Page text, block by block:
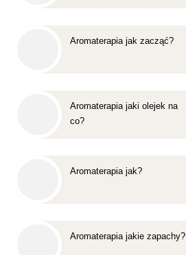
Aromaterapia jak zacząć?
Aromaterapia jaki olejek na
co?
Aromaterapia jak?
Aromaterapia jakie zapachy?